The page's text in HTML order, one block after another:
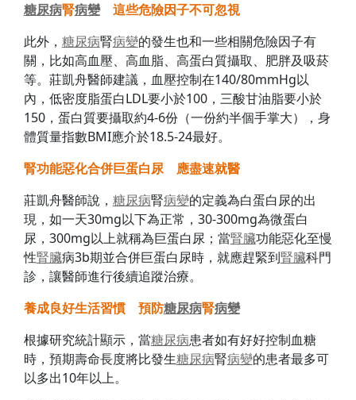
糖尿病腎病變這些危險因子不可忽視
此外， 糖尿病腎病變的發生也和一些相關危險因子有
關，比如高血壓、高血脂、高蛋白質攝取、肥胖及吸菸
等。莊凱舟醫師建議，血壓控制在140/80mmHg以
內，低密度脂蛋白LDL要小於100，三酸甘油脂要小於
150，蛋白質要攝取約4-6份（一份約半個手掌大），身
體質量指數BMI應介於18.5-24最好。
腎功能惡化合併巨蛋白尿 應盡速就醫
莊凱舟醫師說， 糖尿病腎病變的定義為白蛋白尿的出
現，如一天30mg以下為正常，30-300mg為微蛋白
尿，300mg以上就稱為巨蛋白尿；當腎臟功能惡化至慢
性腎臟病3b期並合併巨蛋白尿時，就應趕緊到腎臟科門
診，讓醫師進行後續追蹤治療。
養成良好生活習慣 預防糖尿病腎病變
根據研究統計顯示，當糖尿病患者如有好好控制血糖
時，預期壽命長度將比發生糖尿病腎病變的患者最多可
以多出10年以上。